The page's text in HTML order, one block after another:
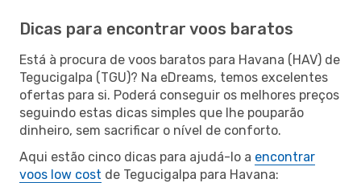
Dicas para encontrar voos baratos
Está à procura de voos baratos para Havana (HAV) de
Tegucigalpa (TGU)? Na eDreams, temos excelentes
ofertas para si. Poderá conseguir os melhores preços
seguindo estas dicas simples que lhe pouparão
dinheiro, sem sacrificar o nível de conforto.
Aqui estão cinco dicas para ajudá-lo a encontrar
voos low cost de Tegucigalpa para Havana: